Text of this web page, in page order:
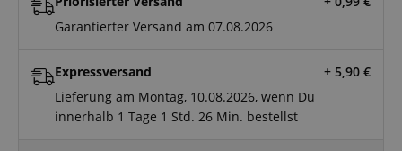
Garantierter Versand am 07.08.2026
Expressversand + 5,90 €
Lieferung am Montag, 10.08.2026, wenn Du
innerhalb 1 Tage 1 Std. 26 Min. bestellst